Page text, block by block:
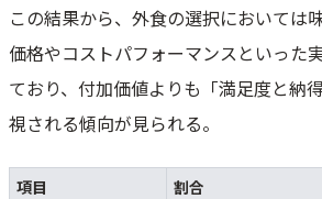
この結果から、外食の選択においては
価格やコストパフォーマンスといった
ており、付加価値よりも「満足度と納
視される傾向が見られる。
項目 割合